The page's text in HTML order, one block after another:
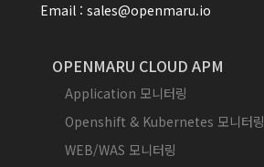
Email : sales@openmaru.io
OPENMARU CLOUD APM
Application 모니터링
Openshift & Kubernetes 모니터링
WEB/WAS 모니터링